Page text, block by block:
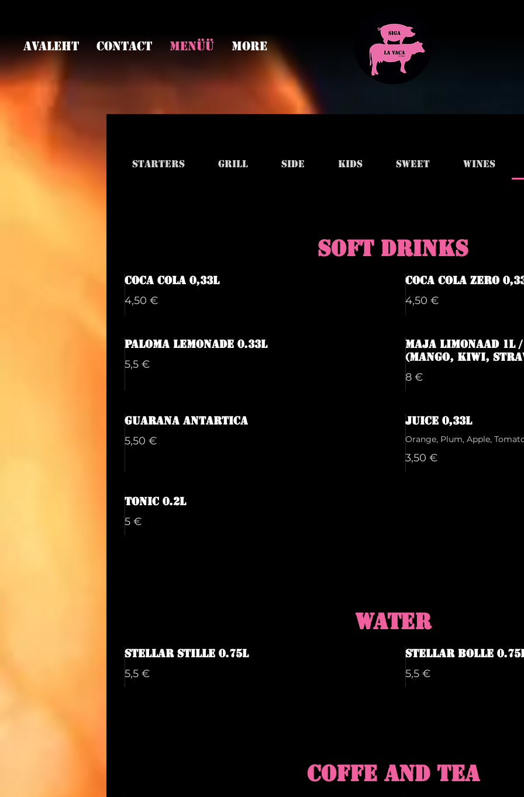
Avaleht Contact Menüü More
Starters Grill Side Kids Sweet Wines
SOFT DRINKS
Coca cola 0,33L
4,50 €
Coca cola zero
4,50 €
Paloma lemonade 0.33L
5,5 €
Maja limonaad 1L
(Mango, Kiwi,
8 €
Guarana Antartica
5,50 €
Juice 0,33l
Orange, Plum, Apple,
3,50 €
Tonic 0.2L
5 €
WATER
Stellar Stille 0.75L
5,5 €
Stellar Bolle
5,5 €
COFFE AND TEA